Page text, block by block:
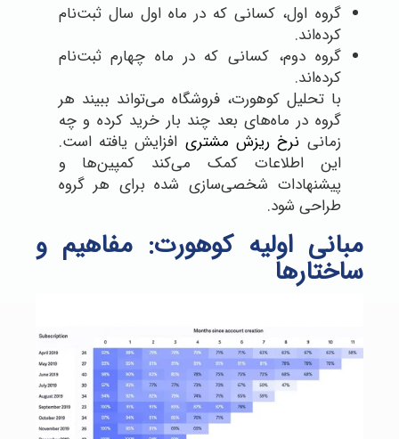
گروه اول، کسانی که در ماه اول سال ثبت‌نام
کرده‌اند.
گروه دوم، کسانی که در ماه چهارم ثبت‌نام
کرده‌اند.
با تحلیل کوهورت، فروشگاه می‌تواند ببیند هر
گروه در ماه‌های بعد چند بار خرید کرده و چه
زمانی نرخ ریزش مشتری افزایش یافته است.
این اطلاعات کمک می‌کند کمپین‌ها و
پیشنهادات شخصی‌سازی شده برای هر گروه
طراحی شود.
مبانی اولیه کوهورت: مفاهیم و
ساختارها